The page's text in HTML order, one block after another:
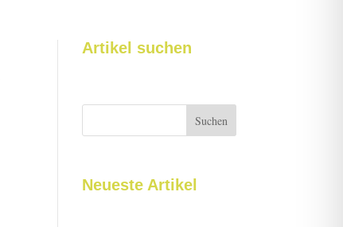
Artikel suchen
Suchen
Neueste Artikel